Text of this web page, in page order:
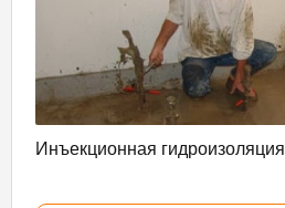
Инъекционная гидроизоляция